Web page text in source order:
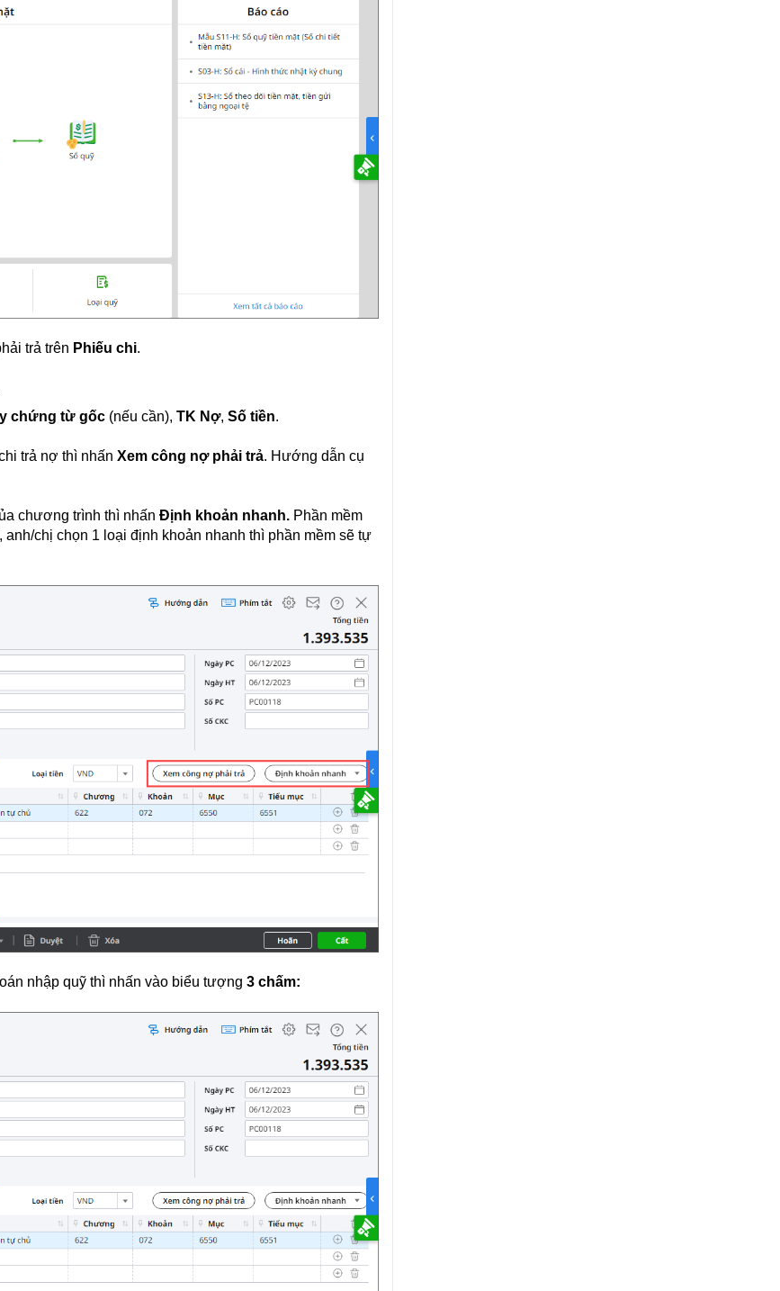
trả trên Phiếu chi.
chứng từ gốc (nếu cần), TK Nợ, Số tiền.
trả nợ thì nhấn Xem công nợ phải trả. Hướng dẫn cụ
chương trình thì nhấn Định khoản nhanh. Phần mềm
chị chọn 1 loại định khoản nhanh thì phần mềm sẽ tự
nhập quỹ thì nhấn vào biểu tượng 3 chấm: